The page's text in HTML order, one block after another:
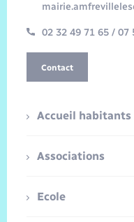
02 32 49 71 65 / 07
Contact
Accueil habitants
Associations
Ecole